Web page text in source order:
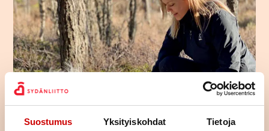
Suostumus Yksityiskohdat Tietoja